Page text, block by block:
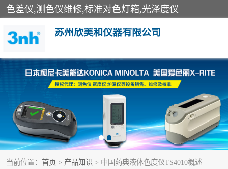
色差仪,测色仪维修,标准对色灯箱,光泽度仪
苏州欣美和仪器有限公司
当前位置： 首页 > 产品知识 > 中国药典液体色度仪TS4010概述
3nh色差仪
分光色差仪
美能达色差计
3nh分光测色仪